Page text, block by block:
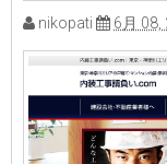
nikopati 6月 08,